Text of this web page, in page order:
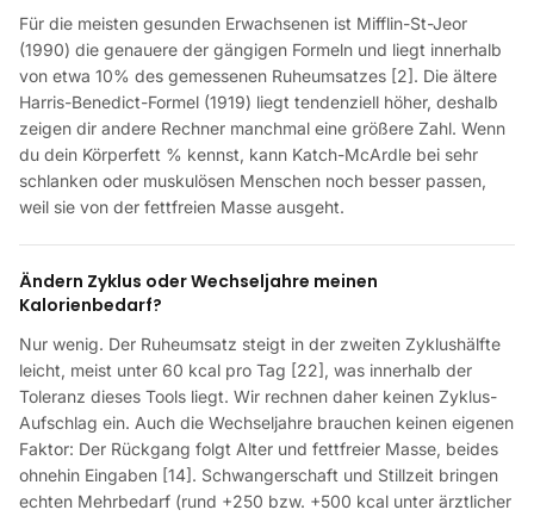
Für die meisten gesunden Erwachsenen ist Mifflin-St-Jeor
(1990) die genauere der gängigen Formeln und liegt innerhalb
von etwa 10% des gemessenen Ruheumsatzes [2]. Die ältere
Harris-Benedict-Formel (1919) liegt tendenziell höher, deshalb
zeigen dir andere Rechner manchmal eine größere Zahl. Wenn
du dein Körperfett % kennst, kann Katch-McArdle bei sehr
schlanken oder muskulösen Menschen noch besser passen,
weil sie von der fettfreien Masse ausgeht.
Ändern Zyklus oder Wechseljahre meinen
Kalorienbedarf?
Nur wenig. Der Ruheumsatz steigt in der zweiten Zyklushälfte
leicht, meist unter 60 kcal pro Tag [22], was innerhalb der
Toleranz dieses Tools liegt. Wir rechnen daher keinen Zyklus-
Aufschlag ein. Auch die Wechseljahre brauchen keinen eigenen
Faktor: Der Rückgang folgt Alter und fettfreier Masse, beides
ohnehin Eingaben [14]. Schwangerschaft und Stillzeit bringen
echten Mehrbedarf (rund +250 bzw. +500 kcal unter ärztlicher